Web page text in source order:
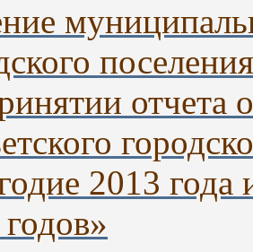
отчета
2013